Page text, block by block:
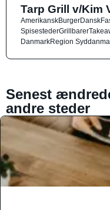
Tarp Grill v/Kim
AmerikanskBurgerDansk
SpisestederGrillbarer
DanmarkRegion
Senest
andre steder